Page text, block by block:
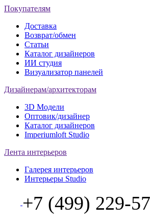
Покупателям
Доставка
Возврат/обмен
Статьи
Каталог дизайнеров
ИИ студия
Визуализатор панелей
Дизайнерам/архитекторам
3D Модели
Оптовик/дизайнер
Каталог дизайнеров
Imperiumloft Studio
Лента интерьеров
Галерея интерьеров
Интерьеры Studio
+7 (499) 229-